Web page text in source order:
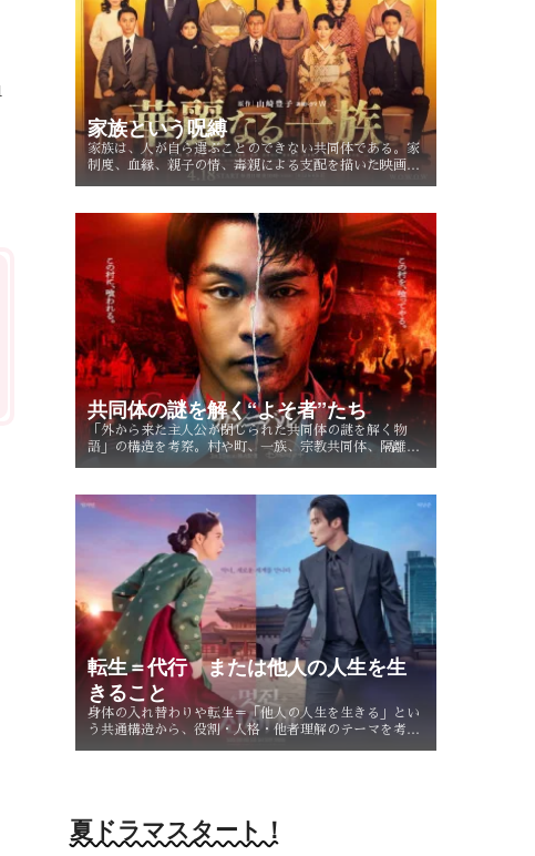
家族という呪縛
家族は、人が自ら選ぶことのできない共同体である。家
制度、血縁、親子の情、毒親による支配を描いた映画・
共同体の謎を解く“よそ者”たち
「外から来た主人公が閉じられた共同体の謎を解く物
語」の構造を考察。村や町、一族、宗教共同体、隔離社
転生＝代行 または他人の人生を生
きること
身体の入れ替わりや転生＝「他人の人生を生きる」とい
う共通構造から、役割・人格・他者理解のテーマを考
夏ドラマスタート！